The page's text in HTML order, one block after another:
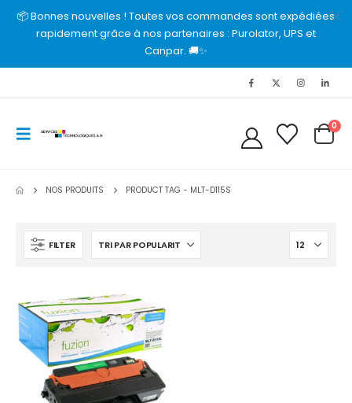
📦 Bonnes nouvelles ! Toutes vos commandes sont expédiées
rapidement grâce à nos partenaires : Purolator, UPS et
Canpar. 🚚✨
0
NOS PRODUITS PRODUCT TAG - MLT-D115S
FILTER